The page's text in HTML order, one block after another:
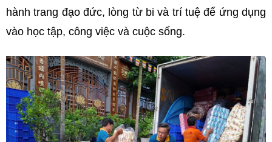
hành trang đạo đức, lòng từ bi và trí tuệ để ứng dụng
vào học tập, công việc và cuộc sống.